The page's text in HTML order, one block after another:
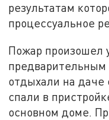
результатам
процессуальное
Пожар произошел
отдыхали на даче
спали в
основном доме.